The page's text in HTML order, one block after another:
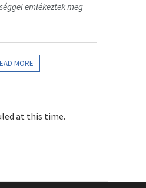
emlékeztek meg
MORE
at this time.